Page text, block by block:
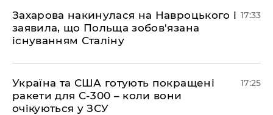
​Захарова накинулася на Навроцького і
заявила, що Польща зобов'язана
існуванням Сталіну
17:33
​Україна та США готують покращені
ракети для С-300 – коли вони
очікуються у ЗСУ
17:25